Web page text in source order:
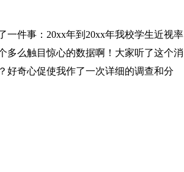
一件事：20xx年到20xx年我校学生近视率
多么触目惊心的数据啊！大家听了这个消
好奇心促使我作了一次详细的调查和分